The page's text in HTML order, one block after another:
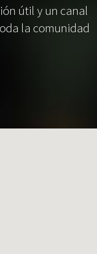
útil y un canal
la comunidad